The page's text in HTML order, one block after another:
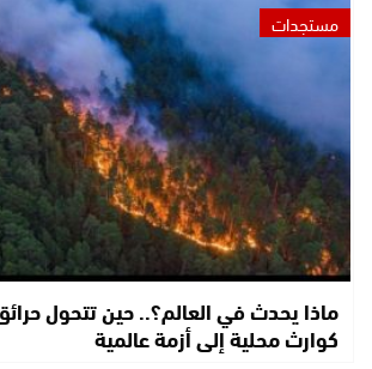
مستجدات
ماذا يحدث في العالم؟.. حين تتحول
كوارث محلية إلى أزمة عالمية